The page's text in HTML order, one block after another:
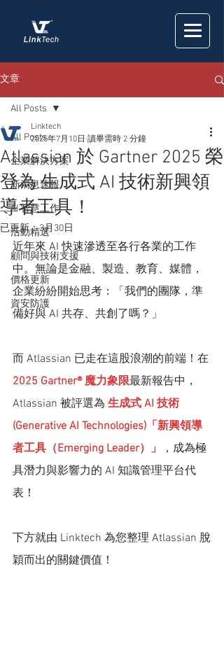
文章
All Posts
企業解決方案
新消息速報
AI 智慧工作
活動精選
顧問與技術支援
價格更新
資安防護
All Posts
Atlassian 於 Gartner 2025 榮
登為 生成式 AI 技術新興領
導者工具！
Linktech
2025年7月10日 讀畢需時 2 分鐘
已更新：3月30日
近年來 AI 快速滲透至各行各業的工作
中。無論是金融、製造、教育、媒體，
企業紛紛開始思考：「我們的團隊，準
備好與 AI 共存、共創了嗎？」
而 Atlassian 已走在這股浪潮的前端！在
2025 Gartner® 魔力象限最新報告中，
Atlassian 被評選為 生成式 AI 技術
(Generative AI Technologies)「新興領導
者工具（Emerging Leader）」
，成為極
具潛力與影響力的 AI 知識管理平台代
表！
下方就由 Linktech 為您整理 Atlassian 脫
穎而出的關鍵價值！